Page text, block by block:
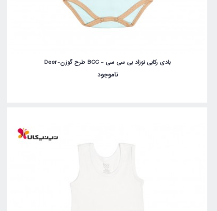
بادی رکابی نوزاد بی سی سی - BCC طرح گوزن-Deer
ناموجود